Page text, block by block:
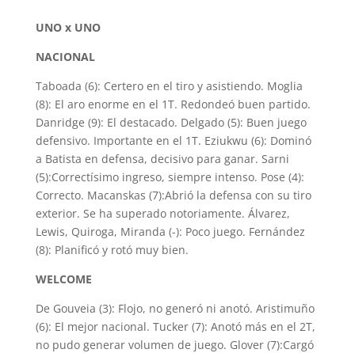
UNO x UNO
NACIONAL
Taboada (6): Certero en el tiro y asistiendo. Moglia
(8): El aro enorme en el 1T. Redondeó buen partido.
Danridge (9): El destacado. Delgado (5): Buen juego
defensivo. Importante en el 1T. Eziukwu (6): Dominó
a Batista en defensa, decisivo para ganar. Sarni
(5):Correctísimo ingreso, siempre intenso. Pose (4):
Correcto. Macanskas (7):Abrió la defensa con su tiro
exterior. Se ha superado notoriamente. Álvarez,
Lewis, Quiroga, Miranda (-): Poco juego. Fernández
(8): Planificó y rotó muy bien.
WELCOME
De Gouveia (3): Flojo, no generó ni anotó. Aristimuño
(6): El mejor nacional. Tucker (7): Anotó más en el 2T,
no pudo generar volumen de juego. Glover (7):Cargó